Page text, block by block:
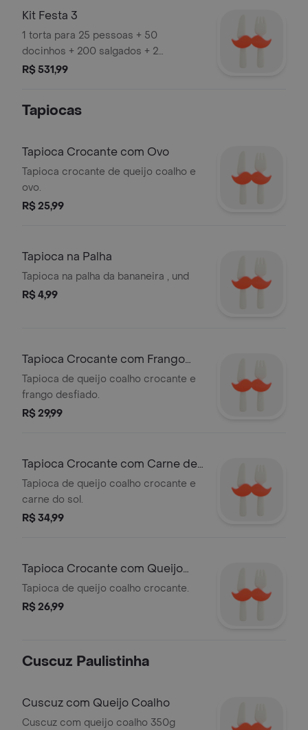
Kit Festa 3
1 torta para 25 pessoas + 50
docinhos + 200 salgados + 2
refrigerantes de 2l.
R$ 531,99
Tapiocas
Tapioca Crocante com Ovo
Tapioca crocante de queijo coalho e
ovo.
R$ 25,99
Tapioca na Palha
Tapioca na palha da bananeira , und
R$ 4,99
Tapioca Crocante com Frango
Desfiado
Tapioca de queijo coalho crocante e
frango desfiado.
R$ 29,99
Tapioca Crocante com Carne de
Sol
Tapioca de queijo coalho crocante e
carne do sol.
R$ 34,99
Tapioca Crocante com Queijo
Coalho
Tapioca de queijo coalho crocante.
R$ 26,99
Cuscuz Paulistinha
Cuscuz com Queijo Coalho
Cuscuz com queijo coalho 350g